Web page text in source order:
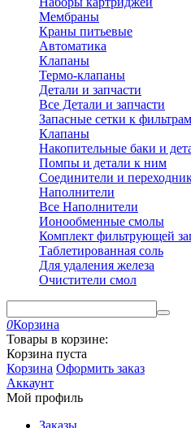
Мембраны
Краны питьевые
Автоматика
Клапаны
Термо-клапаны
Детали и запчасти
Все Детали и запчасти
Запасные сетки к
Клапаны
Накопительные баки и
Помпы и детали к ним
Соединители и
Наполнители
Все Наполнители
Ионообменные смолы
Комплект фильтрующей
Таблетированная соль
Для удаления железа
Очистители смол
0Корзина
Товары в корзине:
Корзина пуста
Корзина Оформить заказ
Аккаунт
Мой профиль
Заказы